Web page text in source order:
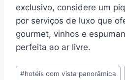
exclusivo, considere um
por serviços de luxo que
gourmet, vinhos e
perfeita ao ar livre.
Tags
#hotéis com vista panorâmica